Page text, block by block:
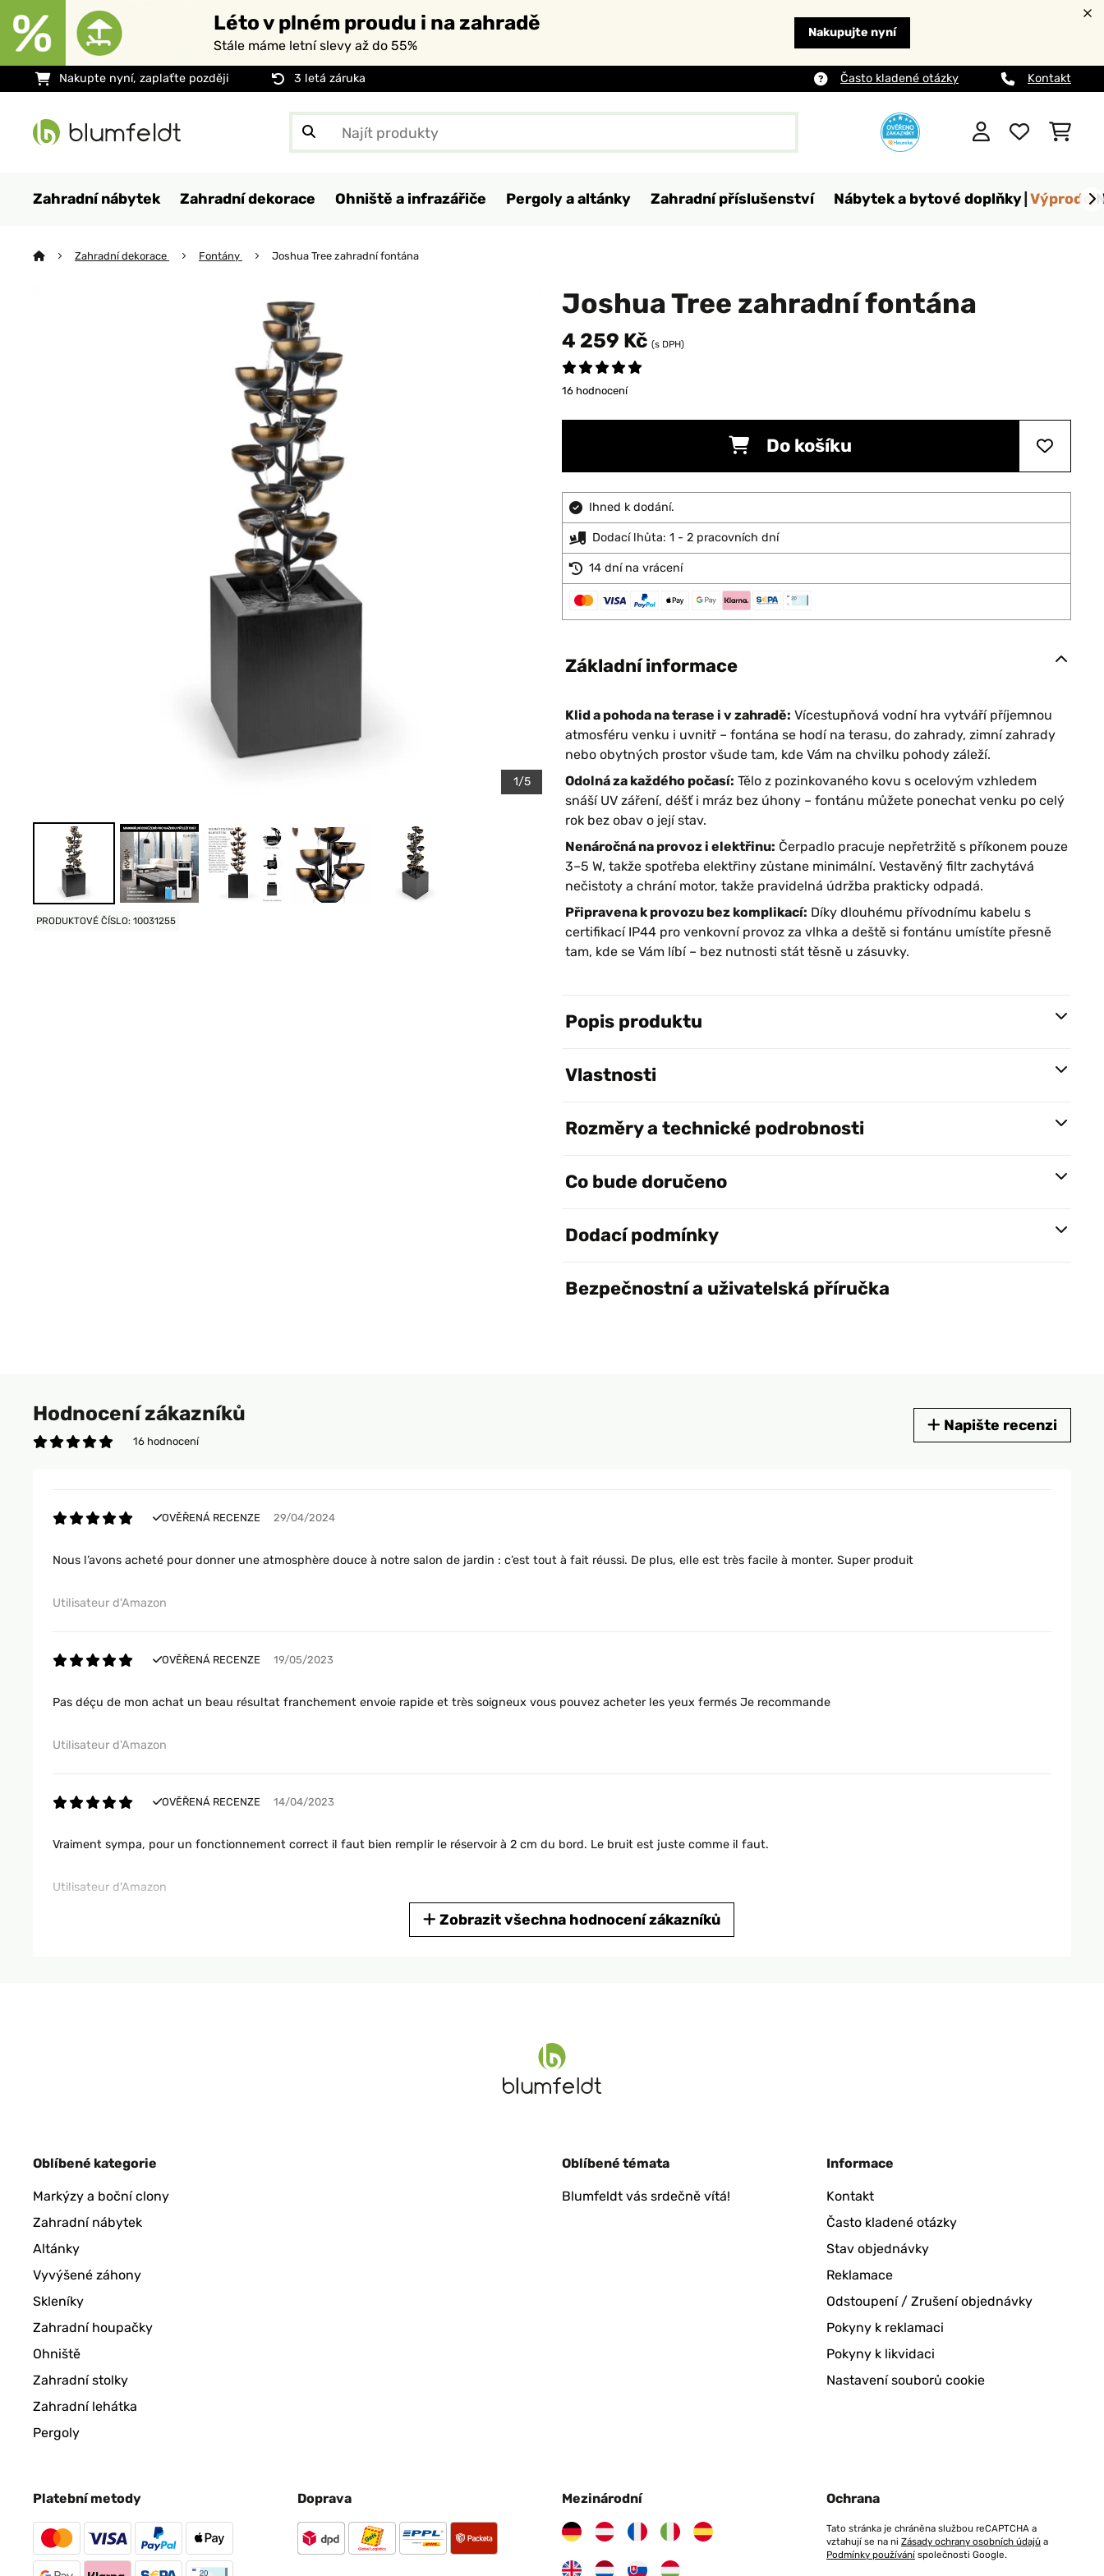
Léto v plném proudu i na zahradě
Stále máme letní slevy až do 55%
Nakupujte nyní
Nakupte nyní, zaplaťte později 3 letá záruka Často kladené otázky Kontakt
Zahradní nábytek Zahradní dekorace Ohniště a infrazářiče Pergoly a altánky Zahradní příslušenství Nábytek a bytové doplňky Výprodej
Zahradní dekorace Fontány Joshua Tree zahradní fontána
1/5
PRODUKTOVÉ ČÍSLO: 10031255
Joshua Tree zahradní fontána
4 259 Kč (s DPH)
16 hodnocení
Do košíku
Ihned k dodání.
Dodací lhůta: 1 - 2 pracovních dní
14 dní na vrácení
Základní informace
Klid a pohoda na terase i v zahradě: Vícestupňová vodní hra vytváří příjemnou
atmosféru venku i uvnitř – fontána se hodí na terasu, do zahrady, zimní zahrady
nebo obytných prostor všude tam, kde Vám na chvilku pohody záleží.
Odolná za každého počasí: Tělo z pozinkovaného kovu s ocelovým vzhledem
snáší UV záření, déšť i mráz bez úhony – fontánu můžete ponechat venku po celý
rok bez obav o její stav.
Nenáročná na provoz i elektřinu: Čerpadlo pracuje nepřetržitě s příkonem pouze
3–5 W, takže spotřeba elektřiny zůstane minimální. Vestavěný filtr zachytává
nečistoty a chrání motor, takže pravidelná údržba prakticky odpadá.
Připravena k provozu bez komplikací: Díky dlouhému přívodnímu kabelu s
certifikací IP44 pro venkovní provoz za vlhka a deště si fontánu umístíte přesně
tam, kde se Vám líbí – bez nutnosti stát těsně u zásuvky.
Popis produktu
Vlastnosti
Rozměry a technické podrobnosti
Co bude doručeno
Dodací podmínky
Bezpečnostní a uživatelská příručka
Hodnocení zákazníků
16 hodnocení
Napište recenzi
OVĚŘENÁ RECENZE 29/04/2024
Nous l’avons acheté pour donner une atmosphère douce à notre salon de jardin : c’est tout à fait réussi. De plus, elle est très facile à monter. Super produit
Utilisateur d'Amazon
OVĚŘENÁ RECENZE 19/05/2023
Pas déçu de mon achat un beau résultat franchement envoie rapide et très soigneux vous pouvez acheter les yeux fermés Je recommande
Utilisateur d'Amazon
OVĚŘENÁ RECENZE 14/04/2023
Vraiment sympa, pour un fonctionnement correct il faut bien remplir le réservoir à 2 cm du bord. Le bruit est juste comme il faut.
Utilisateur d'Amazon
Utilisateur d'Amazon
J’ai été forcé de faire une entaille pour le passage de cable
Très belle fontaine. Fonctionne parfaitement en extérieur
une belle sculpture avec un bruit léger de cascade.
Zobrazit všechna hodnocení zákazníků
Oblíbené kategorie
Markýzy a boční clony
Zahradní nábytek
Altánky
Vyvýšené záhony
Skleníky
Zahradní houpačky
Ohniště
Zahradní stolky
Zahradní lehátka
Pergoly
Oblíbené témata
Blumfeldt vás srdečně vítá!
Informace
Kontakt
Často kladené otázky
Stav objednávky
Reklamace
Odstoupení / Zrušení objednávky
Pokyny k reklamaci
Pokyny k likvidaci
Nastavení souborů cookie
Platební metody Doprava Mezinárodní Ochrana
Tato stránka je chráněna službou reCAPTCHA a
vztahují se na ni Zásady ochrany osobních údajů a
Podmínky používání společnosti Google.